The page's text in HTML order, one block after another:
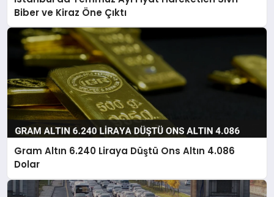
Biber ve Kiraz Öne Çıktı
Gram Altın 6.240 Liraya Düştü Ons Altın 4.086
Dolar